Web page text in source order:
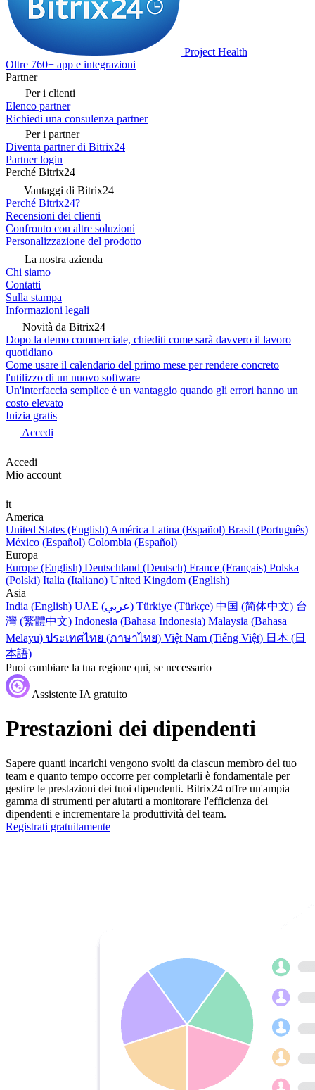
Project Health
Oltre 760+ app e integrazioni
Partner
Per i clienti
Elenco partner
Richiedi una consulenza partner
Per i partner
Diventa partner di Bitrix24
Partner login
Perché Bitrix24
Vantaggi di Bitrix24
Perché Bitrix24?
Recensioni dei clienti
Confronto con altre soluzioni
Personalizzazione del prodotto
La nostra azienda
Chi siamo
Contatti
Sulla stampa
Informazioni legali
Novità da Bitrix24
Dopo la demo commerciale, chiediti come sarà davvero il lavoro
quotidiano
Come usare il calendario del primo mese per rendere concreto
l'utilizzo di un nuovo software
Un'interfaccia semplice è un vantaggio quando gli errori hanno un
costo elevato
Inizia gratis
Accedi
Accedi
Mio account
it
America
United States (English) América Latina (Español) Brasil (Português)
México (Español) Colombia (Español)
Europa
Europe (English) Deutschland (Deutsch) France (Français) Polska
(Polski) Italia (Italiano) United Kingdom (English)
Asia
India (English)
UAE (عربي) Türkiye (Türkçe) 中国 (简体中文) 台
灣 (繁體中文) Indonesia (Bahasa Indonesia) Malaysia (Bahasa
Melayu) ประเทศไทย (ภาษาไทย) Việt Nam (Tiếng Việt) 日本 (日
本語)
Puoi cambiare la tua regione qui, se necessario
Assistente IA gratuito
Prestazioni dei dipendenti
Sapere quanti incarichi vengono svolti da ciascun membro del tuo
team e quanto tempo occorre per completarli è fondamentale per
gestire le prestazioni dei tuoi dipendenti. Bitrix24 offre un'ampia
gamma di strumenti per aiutarti a monitorare l'efficienza dei
dipendenti e incrementare la produttività del team.
Registrati gratuitamente